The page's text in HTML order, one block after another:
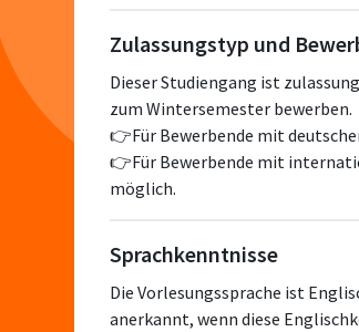
Zulassungstyp und
Dieser Studiengang ist
zum Wintersemester bewerben.
👉Für Bewerbende mit
👉Für Bewerbende mit
möglich.
Sprachkenntnisse
Die Vorlesungssprache ist
anerkannt, wenn diese